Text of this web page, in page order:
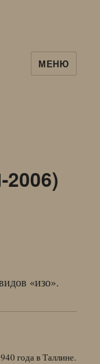
МЕНЮ
«изо».
года в Таллине.